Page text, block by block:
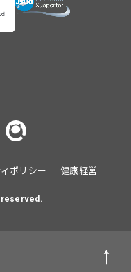
ポリシー 健康経営